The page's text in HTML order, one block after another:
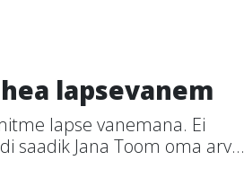
lapsevanem
lapse vanemana. Ei
saadik Jana Toom oma arv...